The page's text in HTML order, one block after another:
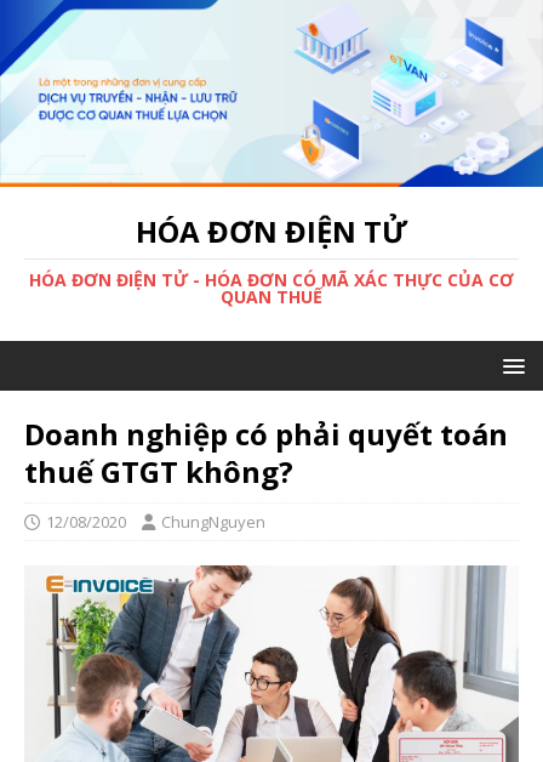
HÓA ĐƠN ĐIỆN TỬ
HÓA ĐƠN ĐIỆN TỬ - HÓA ĐƠN CÓ MÃ XÁC THỰC CỦA CƠ
QUAN THUẾ
Doanh nghiệp có phải quyết toán
thuế GTGT không?
12/08/2020 ChungNguyen